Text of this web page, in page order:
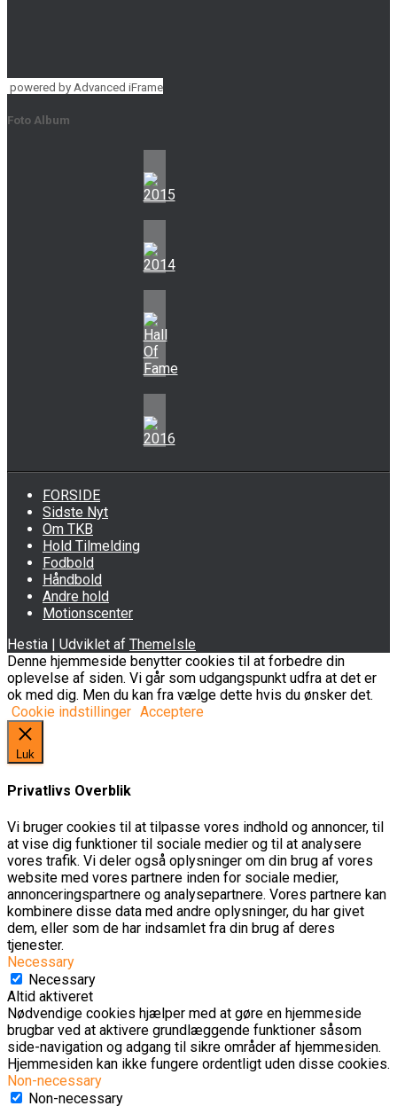
powered by Advanced iFrame
Foto Album
FORSIDE
Sidste Nyt
Om TKB
Hold Tilmelding
Fodbold
Håndbold
Andre hold
Motionscenter
Hestia | Udviklet af ThemeIsle
Denne hjemmeside benytter cookies til at forbedre din
oplevelse af siden. Vi går som udgangspunkt udfra at det er
ok med dig. Men du kan fra vælge dette hvis du ønsker det.
Cookie indstillinger Acceptere
Luk
Privatlivs Overblik
Vi bruger cookies til at tilpasse vores indhold og annoncer, til
at vise dig funktioner til sociale medier og til at analysere
vores trafik. Vi deler også oplysninger om din brug af vores
website med vores partnere inden for sociale medier,
annonceringspartnere og analysepartnere. Vores partnere kan
kombinere disse data med andre oplysninger, du har givet
dem, eller som de har indsamlet fra din brug af deres
tjenester.
Necessary
Necessary
Altid aktiveret
Nødvendige cookies hjælper med at gøre en hjemmeside
brugbar ved at aktivere grundlæggende funktioner såsom
side-navigation og adgang til sikre områder af hjemmesiden.
Hjemmesiden kan ikke fungere ordentligt uden disse cookies.
Non-necessary
Non-necessary